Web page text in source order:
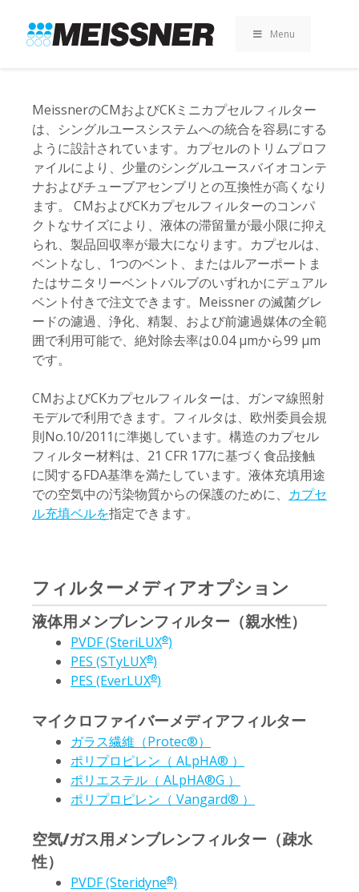
search
footer
Menu
MeissnerのCMおよびCKミニカプセルフィルター
は、シングルユースシステムへの統合を容易にする
ように設計されています。カプセルのトリムプロフ
ァイルにより、少量のシングルユースバイオコンテ
ナおよびチューブアセンブリとの互換性が高くなり
ます。 CMおよびCKカプセルフィルターのコンパ
クトなサイズにより、液体の滞留量が最小限に抑え
られ、製品回収率が最大になります。カプセルは、
ベントなし、1つのベント、またはルアーポートま
たはサニタリーベントバルブのいずれかにデュアル
ベント付きで注文できます。Meissner の滅菌グレ
ードの濾過、浄化、精製、および前濾過媒体の全範
囲で利用可能で、絶対除去率は0.04 µmから99 µm
です。
CMおよびCKカプセルフィルターは、ガンマ線照射
モデルで利用できます。フィルタは、欧州委員会規
則No.10/2011に準拠しています。構造のカプセル
フィルター材料は、21 CFR 177に基づく食品接触
に関するFDA基準を満たしています。液体充填用途
での空気中の汚染物質からの保護のために、 カプセ
ル充填ベルを指定できます。
フィルターメディアオプション
液体用メンブレンフィルター（親水性）
PVDF (SteriLUX®)
PES (STyLUX®)
PES (EverLUX®)
マイクロファイバーメディアフィルター
ガラス繊維（Protec®）
ポリプロピレン（ ALpHA® ）
ポリエステル（ ALpHA®G ）
ポリプロピレン（ Vangard® ）
空気/ガス用メンブレンフィルター（疎水
性）
PVDF (Steridyne®)